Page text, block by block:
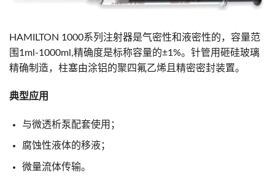
HAMILTON 1000系列注射器是气密性和液密性的，容量范
围1ml-1000ml,精确度是标称容量的±1%。针管用砸硅玻璃
精确制造，柱塞由涂铝的聚四氟乙烯且精密密封装置。
典型应用
与微透析泵配套使用；
腐蚀性液体的移液；
微量流体传输。